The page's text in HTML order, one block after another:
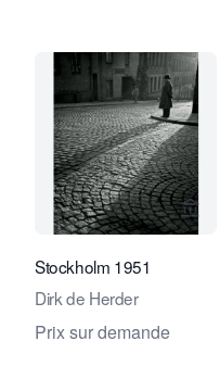
Stockholm 1951
Dirk de Herder
Prix sur demande